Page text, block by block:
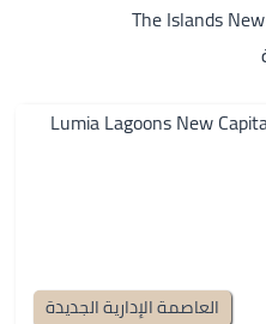
العاصمة الإدارية الجديدة